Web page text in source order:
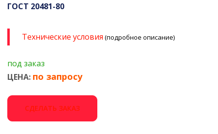
ГОСТ 20481-80
Технические условия (подробное описание)
под заказ
ЦЕНА: по запросу
СДЕЛАТЬ ЗАКАЗ